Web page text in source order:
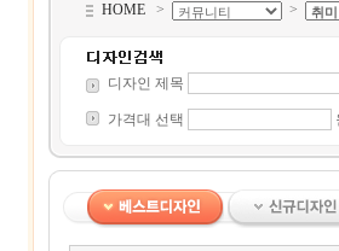
HOME > >
디자인 제목
가격대 선택